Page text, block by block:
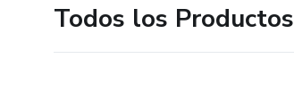
Todos los Productos